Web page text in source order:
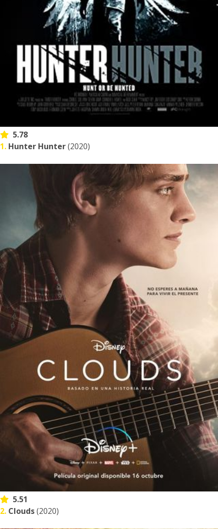
5.78
1. Hunter Hunter(2020)
5.51
2. Clouds(2020)